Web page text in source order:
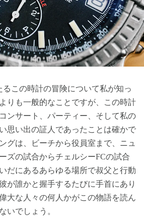
この時計の冒険について私が知っ
りも一般的なことですが、この時計
ンサート、パーティー、そして私の
思い出の証人であったことは確かで
グは、ビーチから役員室まで、ニュ
ズの試合からチェルシーFCの試合
だにあるあらゆる場所で叔父と行動
が誰かと握手するたびに手首にあり
大な人々の何人かがこの物語を読ん
いでしょう。